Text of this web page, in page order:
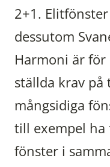
2+1.
dessutom
Harmoni är
ställda krav på
mångsidiga
till exempel ha
fönster i